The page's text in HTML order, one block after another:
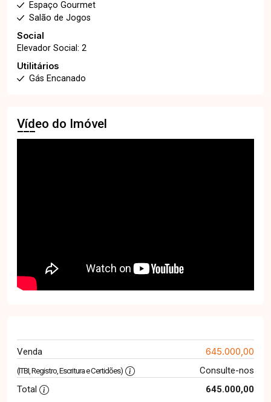
Espaço Gourmet
Salão de Jogos
Social
Elevador Social: 2
Utilitários
Gás Encanado
Vídeo do Imóvel
Venda 645.000,00
(ITBI, Registro, Escritura e Certidões)
Consulte-nos
Total
645.000,00